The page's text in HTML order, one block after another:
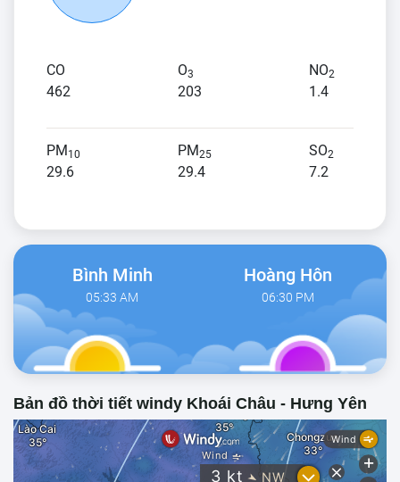
CO
462
O3
203
NO2
1.4
PM10
29.6
PM25
29.4
SO2
7.2
Bình Minh
05:33 AM
Hoàng Hôn
06:30 PM
Bản đồ thời tiết windy Khoái Châu - Hưng Yên